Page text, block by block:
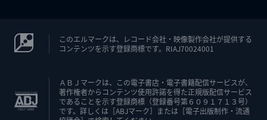
このエルマークは、レコード会社・映像製作会社が提供する
コンテンツを示す登録商標です。RIAJ70024001
ＡＢＪマークは、この電子書店・電子書籍配信サービスが、
著作権者からコンテンツ使用許諾を得た正規版配信サービス
であることを示す登録商標（登録番号第６０９１７１３号）
です。詳しくは［ABJマーク］または［電子出版制作・流通